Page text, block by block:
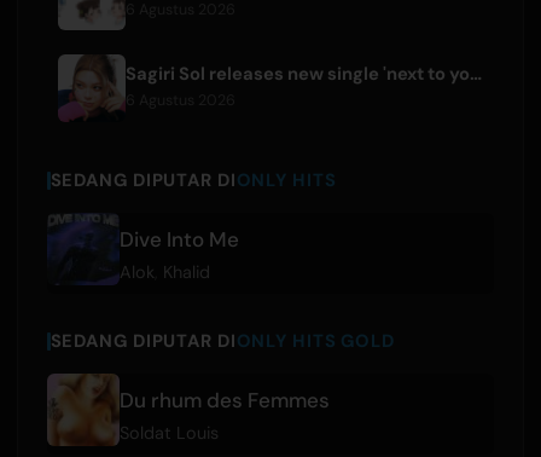
Sagiri Sol releases new single 'next to your love' after hiatus
SEDANG DIPUTAR DIONLY HITS
Dive Into Me
Alok Khalid
SEDANG DIPUTAR DIONLY HITS GOLD
Du rhum des Femmes
Soldat Louis